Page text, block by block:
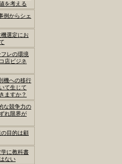
を考える
例からシェ
選定にお
レの環境
店ビジネ
機への移行
て生じて
ますか？
な競争力の
れ限界が
目的は顧
に教科書
ない